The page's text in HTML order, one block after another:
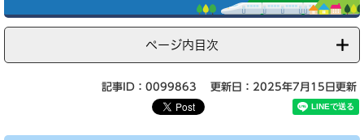
ページ内目次
記事ID：0099863 更新日：2025年7月15日更新